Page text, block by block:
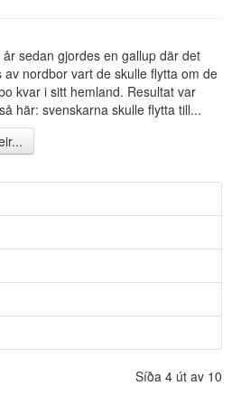
sedan gjordes en gallup där det
av nordbor vart de skulle flytta om de
kvar i sitt hemland. Resultat var
här: svenskarna skulle flytta till...
Síða 4 út av 10